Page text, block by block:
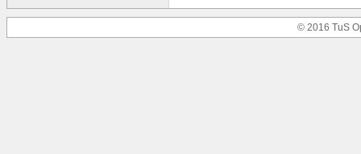
© 2016 TuS